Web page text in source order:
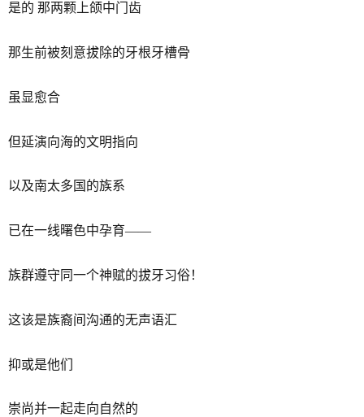
是的 那两颗上颌中门齿
那生前被刻意拔除的牙根牙槽骨
虽显愈合
但延演向海的文明指向
以及南太多国的族系
已在一线曙色中孕育——
族群遵守同一个神赋的拔牙习俗！
这该是族裔间沟通的无声语汇
抑或是他们
崇尚并一起走向自然的